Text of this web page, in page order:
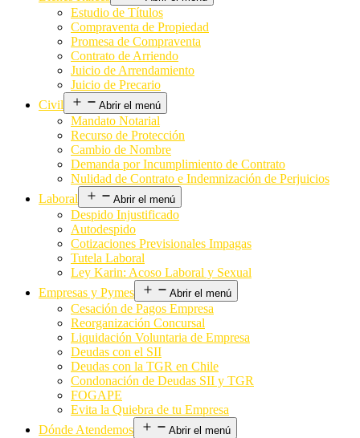
Estudio de Títulos
Compraventa de Propiedad
Promesa de Compraventa
Contrato de Arriendo
Juicio de Arrendamiento
Juicio de Precario
Civil
Abrir el menú
Mandato Notarial
Recurso de Protección
Cambio de Nombre
Demanda por Incumplimiento de Contrato
Nulidad de Contrato e Indemnización de Perjuicios
Laboral
Abrir el menú
Despido Injustificado
Autodespido
Cotizaciones Previsionales Impagas
Tutela Laboral
Ley Karin: Acoso Laboral y Sexual
Empresas y Pymes
Abrir el menú
Cesación de Pagos Empresa
Reorganización Concursal
Liquidación Voluntaria de Empresa
Deudas con el SII
Deudas con la TGR en Chile
Condonación de Deudas SII y TGR
FOGAPE
Evita la Quiebra de tu Empresa
Dónde Atendemos
Abrir el menú